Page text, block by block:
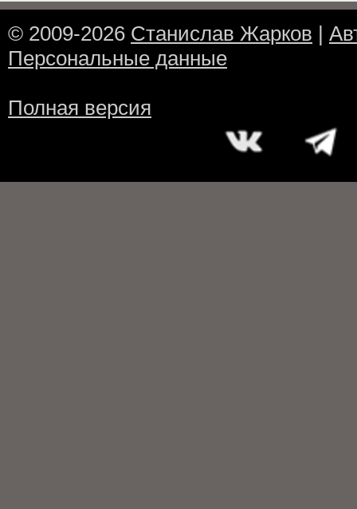
© 2009-2026 Станислав Жарков |
Персональные данные
Полная версия